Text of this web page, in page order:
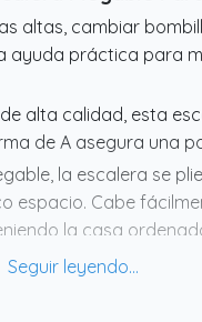
altas, cambiar
ayuda práctica para
alta calidad, esta
de A asegura una
la escalera se
espacio. Cabe
la casa
acero con 3